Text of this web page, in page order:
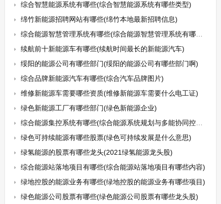
综合智慧能源系统有哪些(综合智慧能源系统有哪些类型)
绵竹新能源招聘网站有哪些(绵竹本地最新招聘信息)
综合能源智慧管理系统有哪些(综合能源智慧管理系统有哪些类型)
续航前十新能源车有哪些(续航时间最长的新能源汽车)
绥阳的能源公司有哪些部门(绥阳的能源公司有哪些部门啊)
综合品牌新能源汽车有哪些(综合汽车品牌图片)
维修新能源车需要哪些资质(维修新能源车需要什么电工证)
绿色新能源工厂有哪些部门(绿色新能源企业)
综合能源集控系统有哪些(综合能源系统规划与多能协同控制技术)
绿色可持续能源有哪些股票(绿色可持续发展是什么意思)
绿氢能源的股票有哪些龙头(2021绿氢能源龙头股)
综合能源站落地项目有哪些(综合能源站落地项目有哪些内容)
绿地控股的能源业务有哪些(绿地控股的能源业务有哪些项目)
绿色能源公司股票有哪些(绿色能源公司股票有哪些龙头股)